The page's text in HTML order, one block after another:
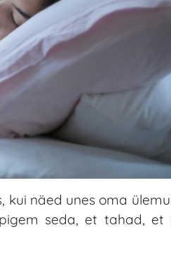
kui näed unes oma
seda, et tahad, et